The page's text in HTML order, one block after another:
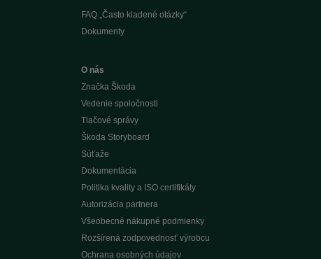
FAQ „Často kladené otázky“
Dokumenty
O nás
Značka Škoda
Vedenie spoločnosti
Tlačové správy
Škoda Storyboard
Súťaže
Dokumentácia
Politika kvality a ISO certifikáty
Autorizácia partnera
Všeobecné nákupné podmienky
Rozšírená zodpovednosť výrobcu
Ochrana osobných údajov